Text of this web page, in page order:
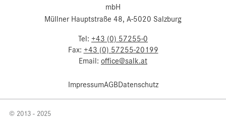
mbH
Müllner Hauptstraße 48, A-5020 Salzburg
Tel: +43 (0) 57255-0
Fax: +43 (0) 57255-20199
Email: office@salk.at
ImpressumAGBDatenschutz
© 2013 - 2025